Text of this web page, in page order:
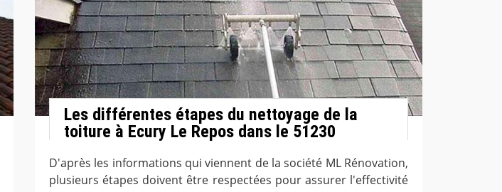
Les différentes étapes du nettoyage de la
toiture à Ecury Le Repos dans le 51230
D'après les informations qui viennent de la société ML Rénovation,
plusieurs étapes doivent être respectées pour assurer l'effectivité